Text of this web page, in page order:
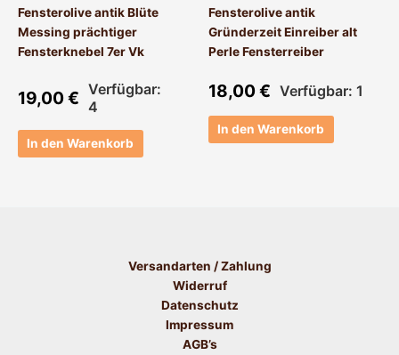
Fensterolive antik Blüte
Messing prächtiger
Fensterknebel 7er Vk
19,00€ Verfügbar:
4
In den Warenkorb
Fensterolive antik
Gründerzeit Einreiber alt
Perle Fensterreiber
18,00€ Verfügbar: 1
In den Warenkorb
Versandarten / Zahlung
Widerruf
Datenschutz
Impressum
AGB’s